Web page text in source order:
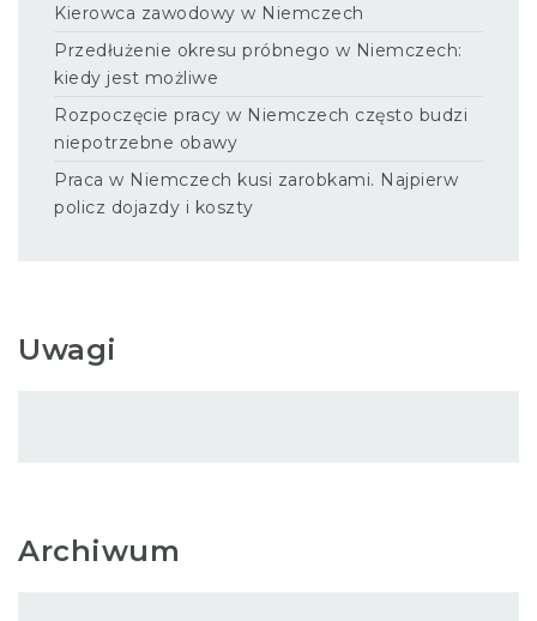
Kierowca zawodowy w Niemczech
Przedłużenie okresu próbnego w Niemczech:
kiedy jest możliwe
Rozpoczęcie pracy w Niemczech często budzi
niepotrzebne obawy
Praca w Niemczech kusi zarobkami. Najpierw
policz dojazdy i koszty
Uwagi
Archiwum